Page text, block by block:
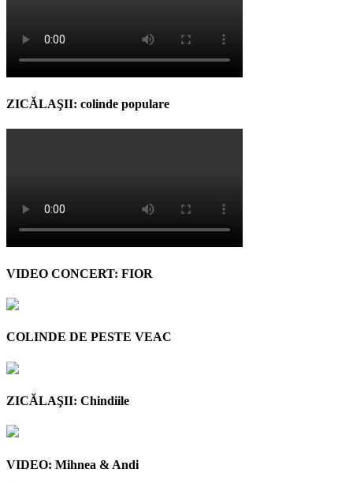
ZICĂLAŞII: colinde populare
VIDEO CONCERT: FIOR
COLINDE DE PESTE VEAC
ZICĂLAŞII: Chindiile
VIDEO: Mihnea & Andi